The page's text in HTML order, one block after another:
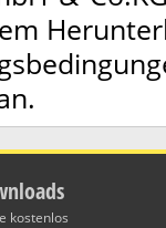
kostenlos